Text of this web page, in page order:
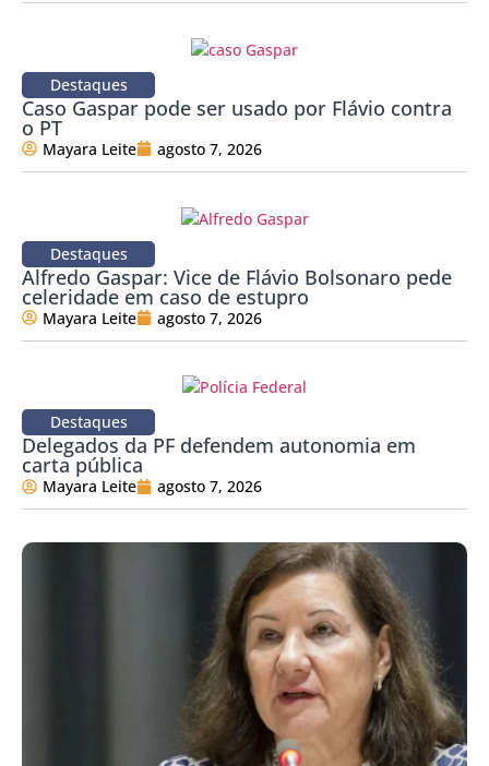
Destaques
Caso Gaspar pode ser usado por Flávio contra
o PT
Mayara Leite agosto 7, 2026
Destaques
Alfredo Gaspar: Vice de Flávio Bolsonaro pede
celeridade em caso de estupro
Mayara Leite agosto 7, 2026
Destaques
Delegados da PF defendem autonomia em
carta pública
Mayara Leite agosto 7, 2026